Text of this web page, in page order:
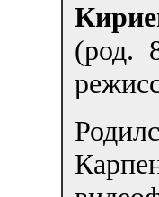
(род.